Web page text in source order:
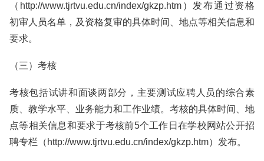
（http://www.tjrtvu.edu.cn/index/gkzp.htm）发布通过资格
初审人员名单，及资格复审的具体时间、地点等相关信息和
要求。
（三）考核
考核包括试讲和面谈两部分，主要测试应聘人员的综合素
质、教学水平、业务能力和工作业绩。考核的具体时间、地
点等相关信息和要求于考核前5个工作日在学校网站公开招
聘专栏（http://www.tjrtvu.edu.cn/index/gkzp.htm）发布。